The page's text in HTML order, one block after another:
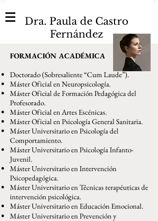
Dra. Paula de Castro
Fernández
FORMACIÓN ACADÉMICA
Doctorado (Sobresaliente “Cum Laude”).
Máster Oficial en Neuropsicología.
Máster Oficial de Formación Pedagógica del
Profesorado.
Máster Oficial en Artes Escénicas.
Máster Oficial en Psicología General Sanitaria.
Máster Universitario en Psicología del
Comportamiento.
Máster Universitario en Psicología Infanto-
Juvenil.
Máster Universitario en Intervención
Psicopedagógica.
Máster Universitario en Técnicas terapéuticas de
intervención psicológica.
Máster Universitario en Educación Emocional.
Máster Universitario en Prevención y